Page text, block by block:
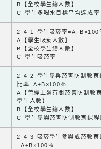
B【全校學生總人數】
C 學生多喝水目標平均達成率
2-4-1 學生吸菸率=A÷B×100
A【學生吸菸人數】
B【全校學生總人數】
C 學生吸菸率
2-4-2 學生參與菸害防制教育
比率=A÷B×100％
A【曾經上過有關菸害防制教
學生人數】
B【全校學生總人數】
C 學生參與菸害防制教育課程
2-4-3 吸菸學生參與戒菸教育
=A÷B×100％